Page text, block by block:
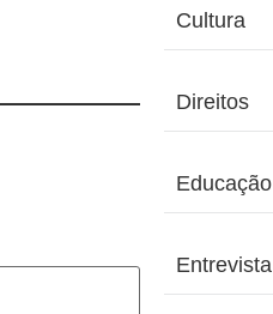
Cultura
Direitos
Educação
Entrevista